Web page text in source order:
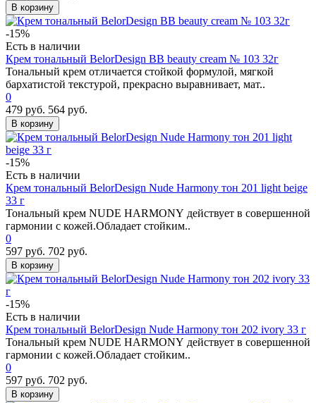
В корзину
-15%
Есть в наличии
Крем тональный BelorDesign BB beauty cream № 103 32г
Тональный крем отличается стойкой формулой, мягкой
бархатистой текстурой, прекрасно выравнивает, мат..
0
479 руб. 564 руб.
В корзину
-15%
Есть в наличии
Крем тональный BelorDesign Nude Harmony тон 201 light beige
33 г
Тональный крем NUDE HARMONY действует в совершенной
гармонии с кожей.Обладает стойким..
0
597 руб. 702 руб.
В корзину
-15%
Есть в наличии
Крем тональный BelorDesign Nude Harmony тон 202 ivory 33 г
Тональный крем NUDE HARMONY действует в совершенной
гармонии с кожей.Обладает стойким..
0
597 руб. 702 руб.
В корзину